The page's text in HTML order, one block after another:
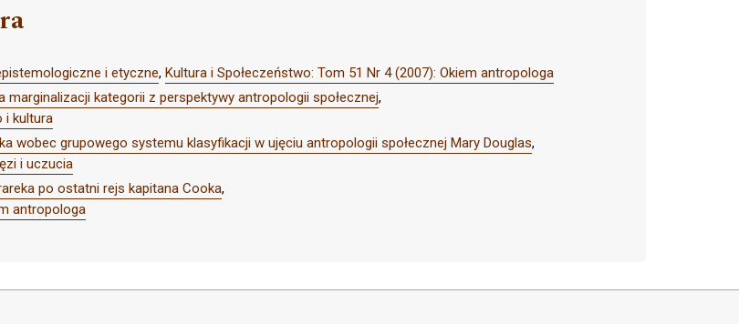
i etyczne, Kultura i Społeczeństwo: Tom 51 Nr 4 (2007): Okiem antropologa
marginalizacji kategorii z perspektywy antropologii społecznej,
i kultura
wobec grupowego systemu klasyfikacji w ujęciu antropologii społecznej Mary Douglas,
i uczucia
po ostatni rejs kapitana Cooka,
antropologa